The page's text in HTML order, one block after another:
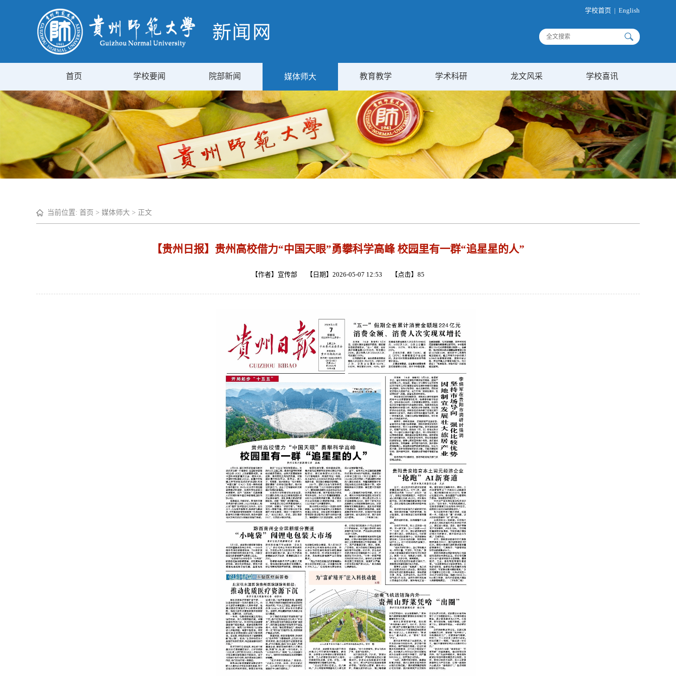
学校首页 | English
首页 学校要闻 院部新闻 媒体师大 教育教学 学术科研 龙文风采 学校喜讯
当前位置: 首页 > 媒体师大 > 正文
【贵州日报】贵州高校借力“中国天眼”勇攀科学高峰 校园里有一群“追星星的人”
【作者】宣传部 【日期】2026-05-07 12:53 【点击】 85